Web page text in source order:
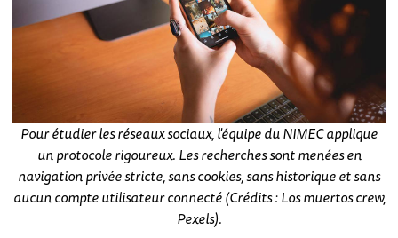
Pour étudier les réseaux sociaux, l'équipe du NIMEC applique
un protocole rigoureux. Les recherches sont menées en
navigation privée stricte, sans cookies, sans historique et sans
aucun compte utilisateur connecté (Crédits : Los muertos crew,
Pexels).